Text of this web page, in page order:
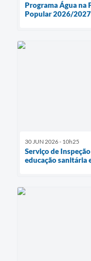
Programa Água na
Popular 2026/2027
30 JUN 2026 - 10h25
Serviço de
educação sanitária